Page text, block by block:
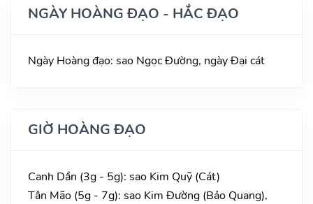
NGÀY HOÀNG ĐẠO - HẮC ĐẠO
Ngày Hoàng đạo: sao Ngọc Đường, ngày Đại cát
GIỜ HOÀNG ĐẠO
Canh Dần (3g - 5g): sao Kim Quỹ (Cát)
Tân Mão (5g - 7g): sao Kim Đường (Bảo Quang),